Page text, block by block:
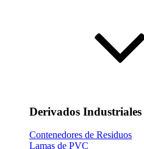
Derivados Industriales
Contenedores de Residuos
Lamas de PVC